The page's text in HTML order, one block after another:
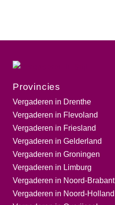
Provincies
Vergaderen in Drenthe
Vergaderen in Flevoland
Vergaderen in Friesland
Vergaderen in Gelderland
Vergaderen in Groningen
Vergaderen in Limburg
Vergaderen in Noord-Brabant
Vergaderen in Noord-Holland